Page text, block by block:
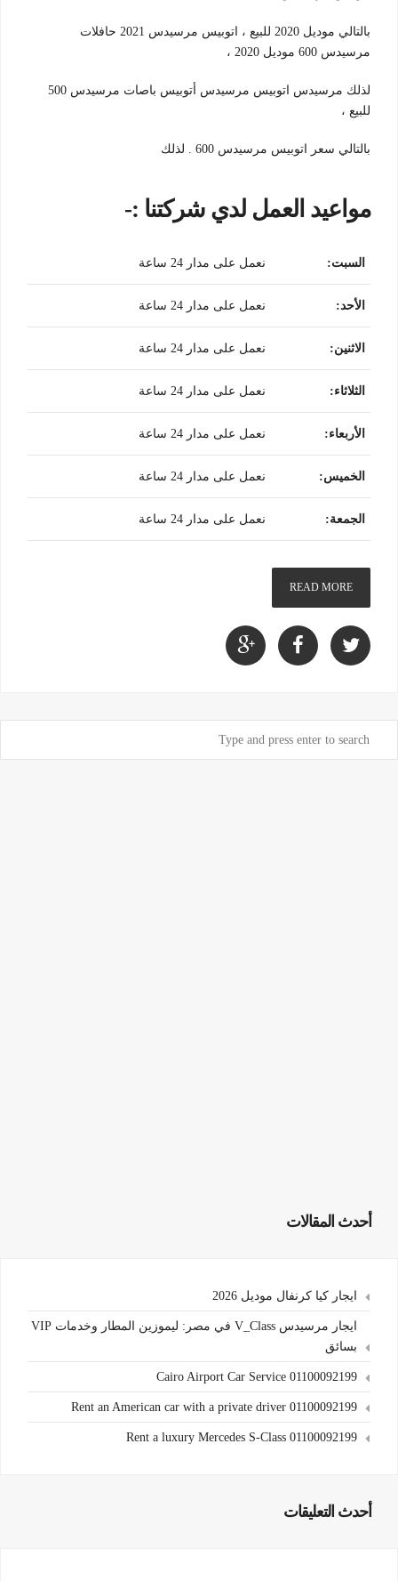
بالتالي موديل 2020 للبيع ، اتوبيس مرسيدس 2021 حافلات
مرسيدس 600 موديل 2020 ،
لذلك مرسيدس اتوبيس مرسيدس أتوبيس باصات مرسيدس 500
للبيع ،
بالتالي سعر اتوبيس مرسيدس 600 . لذلك
مواعيد العمل لدي شركتنا :-
السبت: نعمل على مدار 24 ساعة
الأحد: نعمل على مدار 24 ساعة
الاثنين: نعمل على مدار 24 ساعة
الثلاثاء: نعمل على مدار 24 ساعة
الأربعاء: نعمل على مدار 24 ساعة
الخميس: نعمل على مدار 24 ساعة
الجمعة: نعمل على مدار 24 ساعة
READ MORE
أحدث المقالات
ايجار كيا كرنفال موديل 2026
ايجار مرسيدس V_Class في مصر: ليموزين المطار وخدمات VIP
بسائق
Cairo Airport Car Service 01100092199
Rent an American car with a private driver 01100092199
Rent a luxury Mercedes S-Class 01100092199
أحدث التعليقات